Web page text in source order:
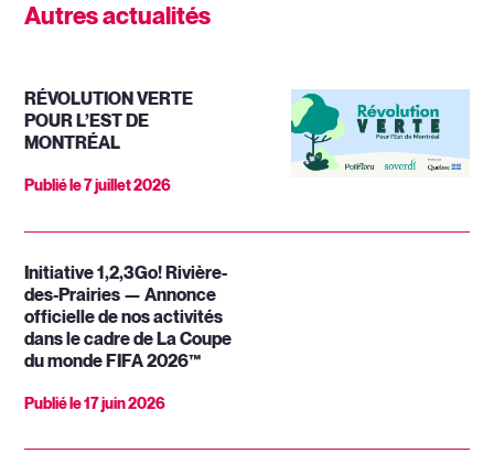
Autres actualités
RÉVOLUTION VERTE
POUR L’EST DE
MONTRÉAL
Publié le7 juillet 2026
Initiative 1,2,3Go! Rivière-
des-Prairies — Annonce
officielle de nos activités
dans le cadre de La Coupe
du monde FIFA 2026™
Publié le17 juin 2026